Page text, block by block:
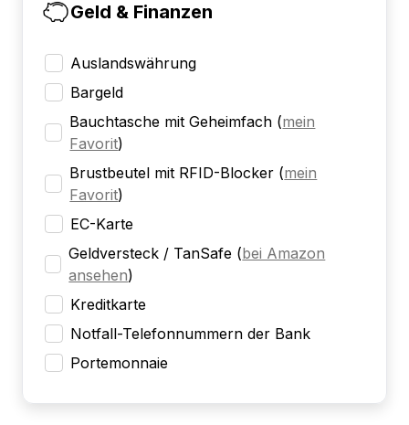
Geld & Finanzen
Auslandswährung
Bargeld
Bauchtasche mit Geheimfach (mein
Favorit)
Brustbeutel mit RFID-Blocker (mein
Favorit)
EC-Karte
Geldversteck / TanSafe (bei Amazon
ansehen)
Kreditkarte
Notfall-Telefonnummern der Bank
Portemonnaie